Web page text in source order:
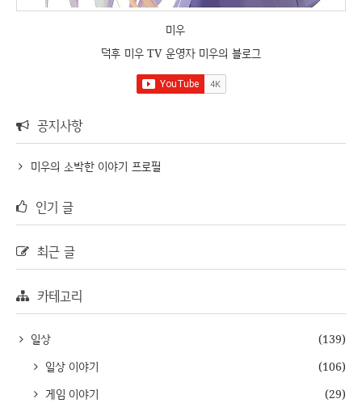
미우
덕후 미우 TV 운영자 미우의 블로그
공지사항
미우의 소박한 이야기 프로필
인기 글
최근 글
카테고리
일상
(139)
일상 이야기
(106)
게임 이야기
(29)